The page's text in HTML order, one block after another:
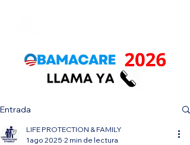
Entrada
LIFE PROTECTION & FAMILY
1 ago 2025 2 min de lectura